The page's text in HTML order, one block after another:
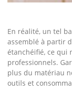
En réalité, un tel
assemblé à partir
étanchéifié, ce qui
professionnels.
plus du matériau
outils et